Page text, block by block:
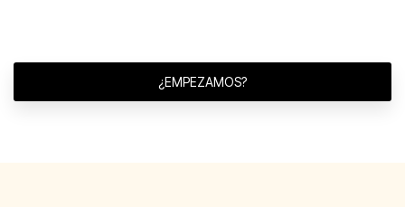
¿EMPEZAMOS?